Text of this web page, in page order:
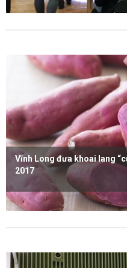
Xem thêm
Vĩnh Long đưa khoai lang
2017
Xem thêm